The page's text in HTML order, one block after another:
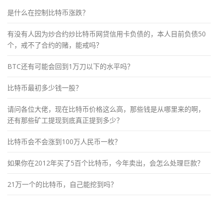
是什么在控制比特币涨跌？
有没有人因为炒合约炒比特币网贷信用卡负债的，本人目前负债50
个，戒不了合约的赌，能戒吗？
BTC还有可能会回到1万刀以下的水平吗？
比特币最初多少钱一股？
请问各位大佬，现在比特币价格这么高，那些钱是从哪里来的啊，
还有那些矿工提现到底真正提到多少？
比特币会不会涨到100万人民币一枚？
如果你在2012年买了5百个比特币，今年卖出，会怎么处理巨款？
21万一个的比特币，自己能挖到吗？